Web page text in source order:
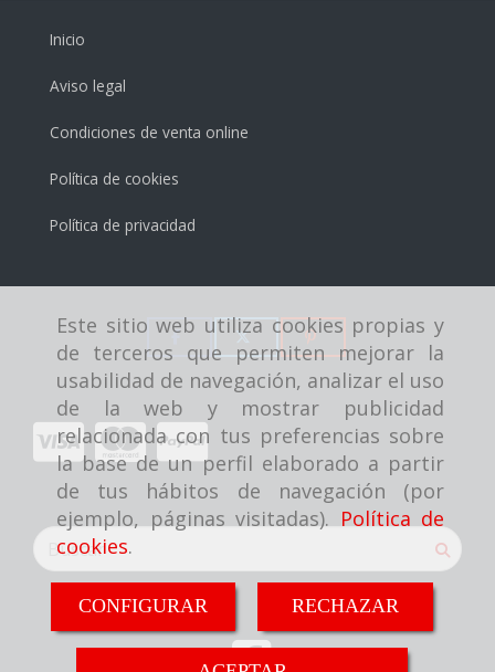
Este sitio web utiliza cookies propias y
de terceros que permiten mejorar la
usabilidad de navegación, analizar el uso
de la web y mostrar publicidad
relacionada con tus preferencias sobre
la base de un perfil elaborado a partir
de tus hábitos de navegación (por
ejemplo, páginas visitadas). Política de
cookies.
CONFIGURAR RECHAZAR
Inicio
Aviso legal
Condiciones de venta online
Política de cookies
Política de privacidad